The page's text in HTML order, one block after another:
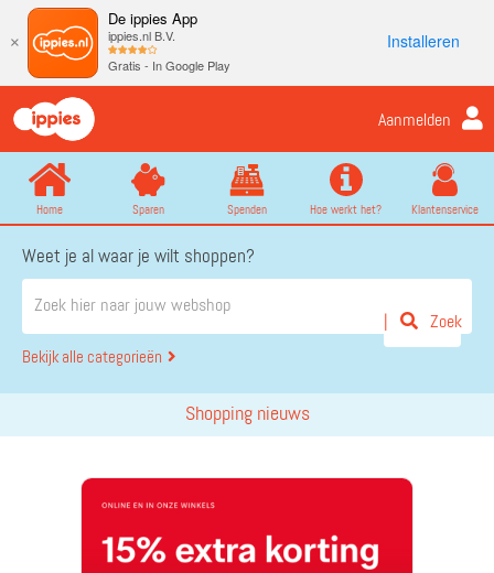
×
De ippies App
ippies.nl B.V.
Gratis - In Google Play
Installeren
Aanmelden
Home Sparen Spenden Hoe werkt het? Klantenservice
Weet je al waar je wilt shoppen?
Bekijk alle categorieën
Zoek
Shopping nieuws